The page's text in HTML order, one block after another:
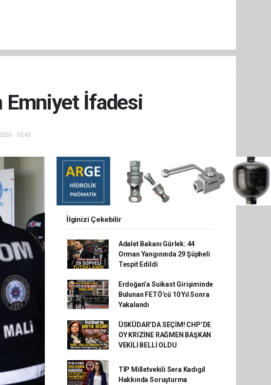
Emniyet İfadesi
- 10:43
İlginizi Çekebilir
Adalet Bakanı Gürlek: 44
Orman Yangınında 29 Şüpheli
Tespit Edildi
Erdoğan’a Suikast Girişiminde
Bulunan FETÖ’cü 10 Yıl Sonra
Yakalandı
ÜSKÜDAR’DA SEÇİM! CHP’DE
OY KRİZİNE RAĞMEN BAŞKAN
VEKİLİ BELLİ OLDU
TİP Milletvekili Sera Kadıgil
Hakkında Soruşturma